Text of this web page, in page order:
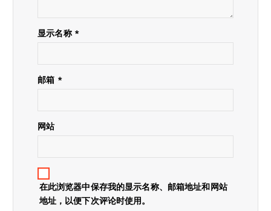
显示名称 *
邮箱 *
网站
在此浏览器中保存我的显示名称、邮箱地址和网站
地址，以便下次评论时使用。